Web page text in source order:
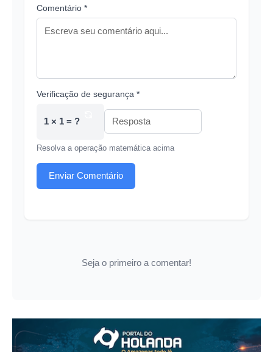
Comentário *
Verificação de segurança *
1 × 1 = ?
Resolva a operação matemática acima
Enviar Comentário
Seja o primeiro a comentar!